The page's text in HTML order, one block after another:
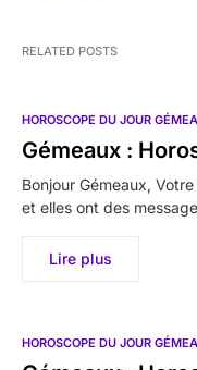
RELATED POSTS
HOROSCOPE DU JOUR
Gémeaux :
Bonjour Gémeaux,
et elles ont des
Lire plus
HOROSCOPE DU JOUR